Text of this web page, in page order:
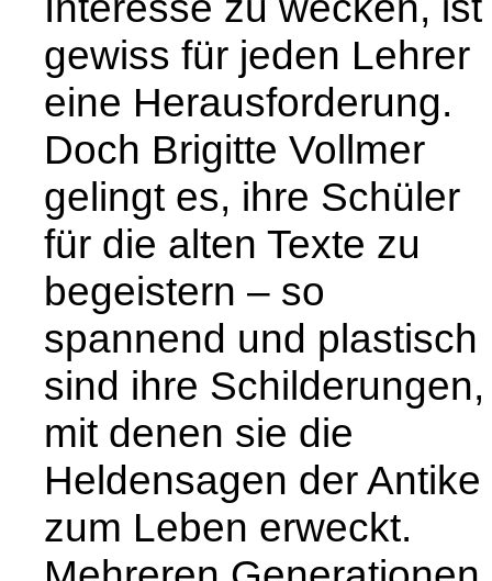
gewiss für jeden Lehrer
eine Herausforderung.
Doch Brigitte Vollmer
gelingt es, ihre Schüler
für die alten Texte zu
begeistern – so
spannend und plastisch
sind ihre Schilderungen,
mit denen sie die
Heldensagen der Antike
zum Leben erweckt.